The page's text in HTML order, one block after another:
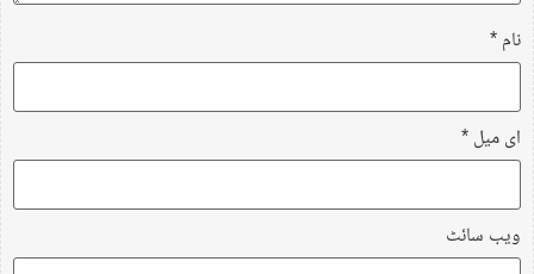
نام*
ای میل*
ویب‌ سائٹ